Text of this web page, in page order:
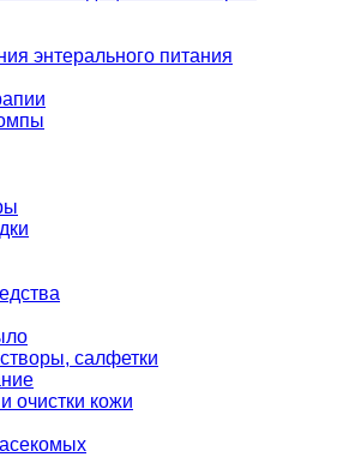
энтерального питания
салфетки
очистки кожи